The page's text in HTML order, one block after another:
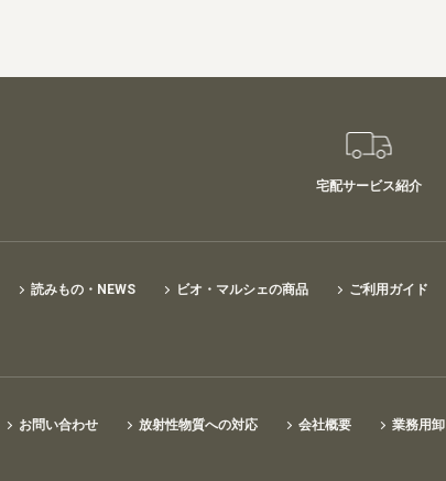
宅配サービス紹介
読みもの・NEWS ビオ・マルシェの商品 ご利用ガイド
お問い合わせ 放射性物質への対応 会社概要 業務用卸